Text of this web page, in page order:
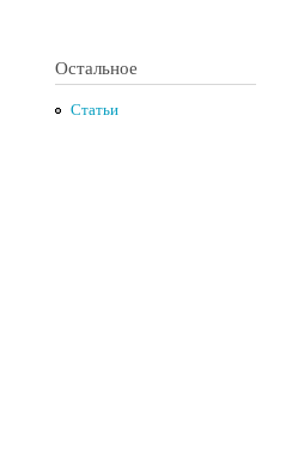
Остальное
Статьи